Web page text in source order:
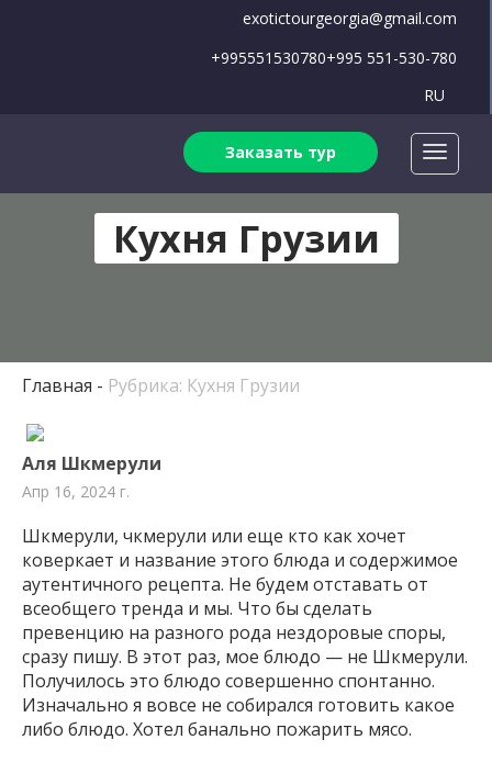
exotictourgeorgia@gmail.com
+995551530780+995 551-530-780
RU
Заказать тур
Кухня Грузии
Главная Рубрика: Кухня Грузии
Аля Шкмерули
Апр 16, 2024 г.
Шкмерули, чкмерули или еще кто как хочет
коверкает и название этого блюда и содержимое
аутентичного рецепта. Не будем отставать от
всеобщего тренда и мы. Что бы сделать
превенцию на разного рода нездоровые споры,
сразу пишу. В этот раз, мое блюдо — не Шкмерули.
Получилось это блюдо совершенно спонтанно.
Изначально я вовсе не собирался готовить какое
либо блюдо. Хотел банально пожарить мясо.